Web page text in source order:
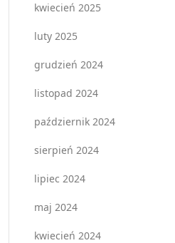
kwiecień 2025
luty 2025
grudzień 2024
listopad 2024
październik 2024
sierpień 2024
lipiec 2024
maj 2024
kwiecień 2024